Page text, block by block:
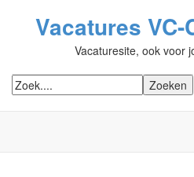
Vacatures
Vacaturesite, ook voor